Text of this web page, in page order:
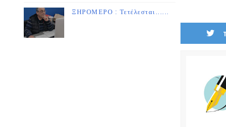
ΞΗΡΟΜΕΡΟ : Τετέλεσται......